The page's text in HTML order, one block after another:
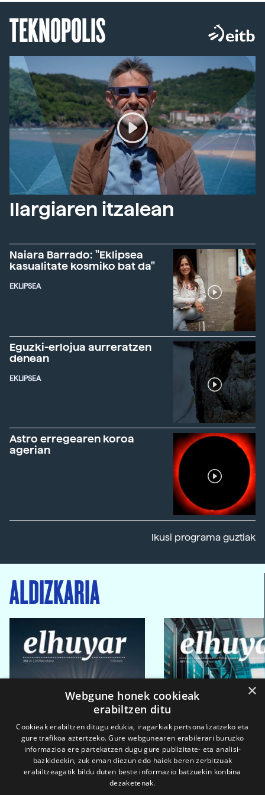
TEKNOPOLIS
Ilargiaren itzalean
Naiara Barrado: "Eklipsea
kasualitate kosmiko bat da"
EKLIPSEA
Eguzki-erlojua aurreratzen
denean
EKLIPSEA
Astro erregearen koroa
agerian
Ikusi programa guztiak
ALDIZKARIA
×
Webgune honek cookieak
erabiltzen ditu
Cookieak erabiltzen ditugu edukia, iragarkiak pertsonalizatzeko eta
gure trafikoa aztertzeko. Gure webgunearen erabilerari buruzko
informazioa ere partekatzen dugu gure publizitate- eta analisi-
bazkideekin, zuk eman diezun edo haiek beren zerbitzuak
erabiltzeagatik bildu duten beste informazio batzuekin konbina
dezaketenak.